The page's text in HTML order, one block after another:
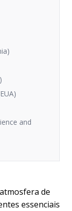
and
de
essenciais